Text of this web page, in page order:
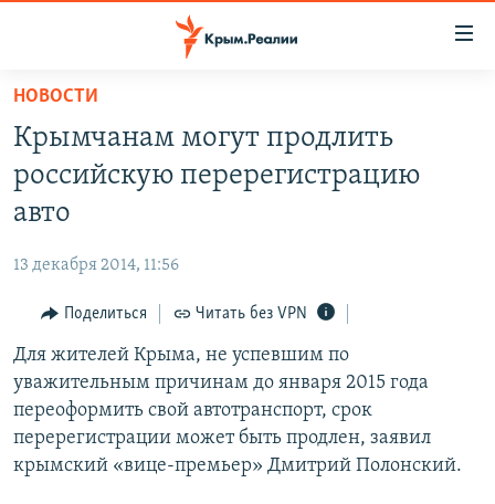
Вернуться
основному
содержанию
Вернутся
главной
навигации
Вернутся
поиску
СПЕЦПРОЕКТЫ
11 ЛЕТ ОККУПАЦИИ КРЫМА. 11 ИСТОРИЙ СОПРОТИВЛЕНИЯ
ВОДА
ЕЩЕ
ИНТЕРАКТИВ
ИНФОГРАФИКА
ТЕЛЕПРОЕКТ КРЫМ.РЕАЛИИ
СОВЕТЫ ПРАВОЗАЩИТНИКОВ
ПРОПАВШИЕ БЕЗ ВЕСТИ
РАДІО СВОБОДА
КАК ОБОЙТИ БЛОКИРОВКУ
Українською
Qırımtatar
НОВОСТИ
Крымчанам могут продлить
российскую перерегистрацию
авто
13 декабря 2014, 11:56
Поделиться Читать без VPN
Для жителей Крыма, не успевшим по
уважительным причинам до января 2015 года
переоформить свой автотранспорт, срок
перерегистрации может быть продлен, заявил
крымский «вице-премьер» Дмитрий Полонский.